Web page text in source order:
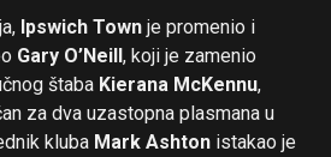
Ipswich Town je promenio i
Gary O’Neill, koji je zamenio
štaba Kierana McKennu,
za dva uzastopna plasmana u
kluba Mark Ashton istakao je